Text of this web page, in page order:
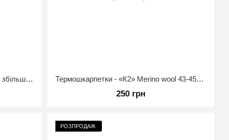
Кросівки літні на гумовій підошві зі збільшеною сіткою Розмір 41 Чорні Термошкарпетки - «К2» Merino wool 43-45р Чорні
250 грн
РОЗПРОДАЖ